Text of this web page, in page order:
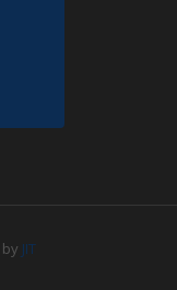
JIT